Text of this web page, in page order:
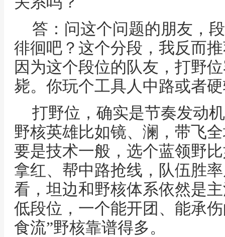
答：问这个问题的朋友，
徘徊吧？这个分段，我反而
因为这个段位的队友，打野
毙。你玩个工具人中路或者
打野位，确实是节奏发动
野核英雄比如镜、澜，带飞
要是技术一般，选个蓝领野
拿红、帮中路抢线，队伍胜
看，坦边和野核体系依然是
低段位，一个能开团、能承
食流”野核靠谱得多。